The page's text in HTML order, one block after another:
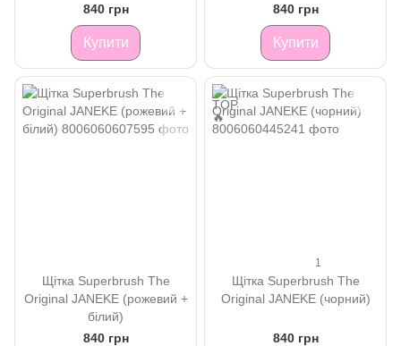
840 грн
Купити
840 грн
Купити
Щітка Superbrush The
Original JANEKE (рожевий +
білий)
840 грн
1
Щітка Superbrush The
Original JANEKE (чорний)
840 грн